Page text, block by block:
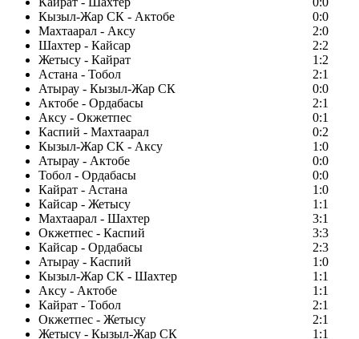
Кызыл-Жар СК - Актобе
0:0
Махтаарал - Аксу
2:0
Шахтер - Кайсар
2:2
Жетысу - Кайрат
1:2
Астана - Тобол
2:1
Атырау - Кызыл-Жар СК
0:0
Актобе - Ордабасы
2:1
Аксу - Окжетпес
0:1
Каспий - Махтаарал
0:2
Кызыл-Жар СК - Аксу
1:0
Атырау - Актобе
0:0
Тобол - Ордабасы
0:0
Кайрат - Астана
1:0
Кайсар - Жетысу
1:1
Махтаарал - Шахтер
3:1
Окжетпес - Каспий
3:3
Кайсар - Ордабасы
2:3
Атырау - Каспий
1:0
Кызыл-Жар СК - Шахтер
1:1
Аксу - Актобе
1:1
Кайрат - Тобол
2:1
Окжетпес - Жетысу
2:1
Жетысу - Кызыл-Жар СК
1:1